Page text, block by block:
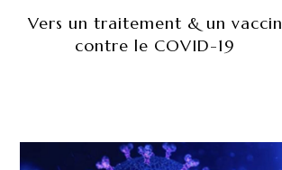
Vers un traitement & un vaccin
contre le COVID-19